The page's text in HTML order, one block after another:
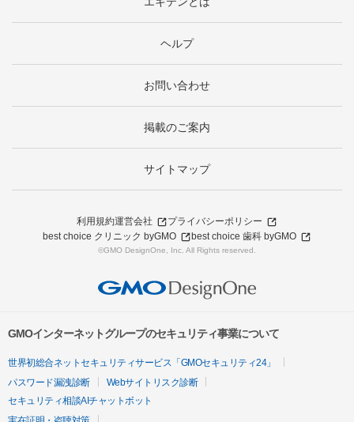
ヘルプ
お問い合わせ
掲載のご案内
サイトマップ
利用規約運営会社
プライバシーポリシー
best choice クリニック byGMO
best choice 歯科 byGMO
©GMO DesignOne, Inc. All Rights reserved.
GMOインターネットグループのセキュリティ事業について
世界初総合ネットセキュリティサービス「GMOセキュリティ24」
パスワード漏洩診断
Webサイトリスク診断
セキュリティ相談AIチャットボット